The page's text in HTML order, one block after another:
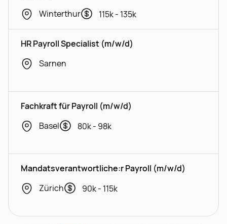
Winterthur
115k - 135k
HR Payroll Specialist (m/w/d)
Sarnen
Fachkraft für Payroll (m/w/d)
Basel
80k - 98k
Mandatsverantwortliche:r Payroll (m/w/d)
Zürich
90k - 115k